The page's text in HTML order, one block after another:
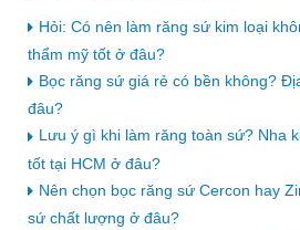
Hỏi: Có nên làm răng sứ kim loại
thẩm mỹ tốt ở đâu?
Bọc răng sứ giá rẻ có bền không?
đâu?
Lưu ý gì khi làm răng toàn sứ? Nha
tốt tại HCM ở đâu?
Nên chọn bọc răng sứ Cercon hay
sứ chất lượng ở đâu?